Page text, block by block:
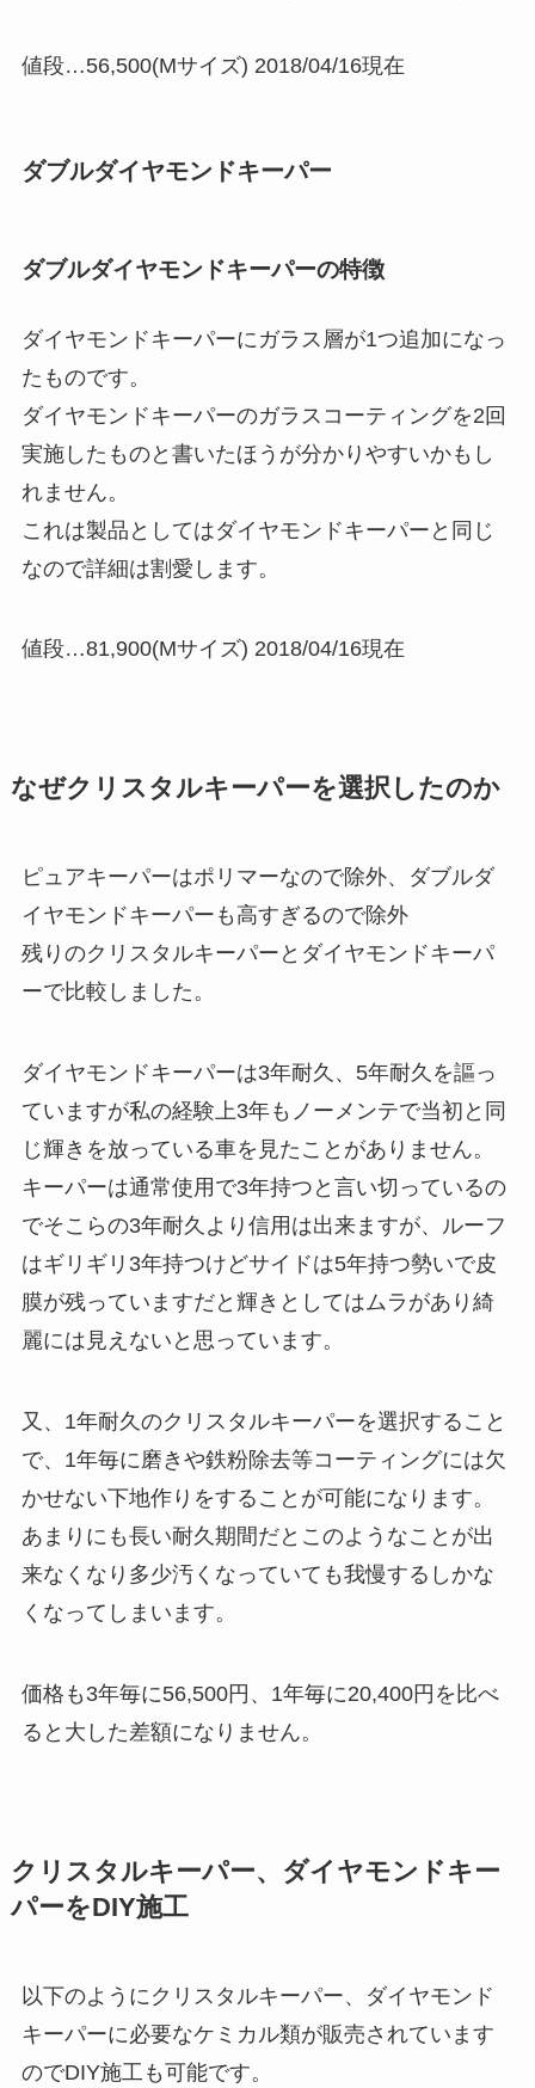
値段…56,500(Mサイズ) 2018/04/16現在
ダブルダイヤモンドキーパー
ダブルダイヤモンドキーパーの特徴
ダイヤモンドキーパーにガラス層が1つ追加になっ
たものです。
ダイヤモンドキーパーのガラスコーティングを2回
実施したものと書いたほうが分かりやすいかもし
れません。
これは製品としてはダイヤモンドキーパーと同じ
なので詳細は割愛します。
値段…81,900(Mサイズ) 2018/04/16現在
なぜクリスタルキーパーを選択したのか
ピュアキーパーはポリマーなので除外、ダブルダ
イヤモンドキーパーも高すぎるので除外
残りのクリスタルキーパーとダイヤモンドキーパ
ーで比較しました。
ダイヤモンドキーパーは3年耐久、5年耐久を謳っ
ていますが私の経験上3年もノーメンテで当初と同
じ輝きを放っている車を見たことがありません。
キーパーは通常使用で3年持つと言い切っているの
でそこらの3年耐久より信用は出来ますが、ルーフ
はギリギリ3年持つけどサイドは5年持つ勢いで皮
膜が残っていますだと輝きとしてはムラがあり綺
麗には見えないと思っています。
又、1年耐久のクリスタルキーパーを選択すること
で、1年毎に磨きや鉄粉除去等コーティングには欠
かせない下地作りをすることが可能になります。
あまりにも長い耐久期間だとこのようなことが出
来なくなり多少汚くなっていても我慢するしかな
くなってしまいます。
価格も3年毎に56,500円、1年毎に20,400円を比べ
ると大した差額になりません。
クリスタルキーパー、ダイヤモンドキー
パーをDIY施工
以下のようにクリスタルキーパー、ダイヤモンド
キーパーに必要なケミカル類が販売されています
のでDIY施工も可能です。